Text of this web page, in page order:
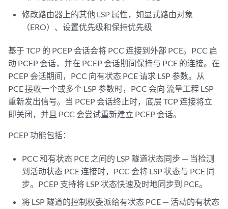
修改路由器上的其他 LSP 属性，如显式路由对象
（ERO）、设置优先级和保持优先级
基于 TCP 的 PCEP 会话会将 PCC 连接到外部 PCE。PCC 启
动 PCEP 会话，并在 PCEP 会话期间保持与 PCE 的连接。在
PCEP 会话期间，PCC 向有状态 PCE 请求 LSP 参数。从
PCE 接收一个或多个 LSP 参数时，PCC 会向 流量工程 LSP
重新发出信号。当 PCEP 会话终止时，底层 TCP 连接将立
即关闭，并且 PCC 会尝试重新建立 PCEP 会话。
PCEP 功能包括：
PCC 和有状态 PCE 之间的 LSP 隧道状态同步 — 当检测
到活动状态 PCE 连接时，PCC 会将 LSP 状态与 PCE 同
步。PCEP 支持将 LSP 状态快速及时地同步到 PCE。
将 LSP 隧道的控制权委派给有状态 PCE — 活动的有状态